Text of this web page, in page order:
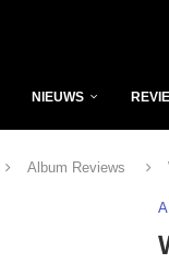
NIEUWS
Album Reviews